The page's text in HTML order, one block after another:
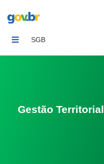
SGB
Gestão Territorial